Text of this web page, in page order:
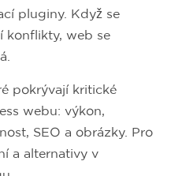
pluginy. Když se
konflikty, web se
pokrývají kritické
webu: výkon,
SEO a obrázky. Pro
a alternativy v